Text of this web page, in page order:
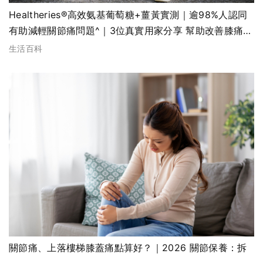
Healtheries®高效氨基葡萄糖+薑黃實測｜逾98%人認同
有助減輕關節痛問題^｜3位真實用家分享 幫助改善膝痛、
紓緩關節僵硬
生活百科
關節痛、上落樓梯膝蓋痛點算好？｜2026 關節保養：拆